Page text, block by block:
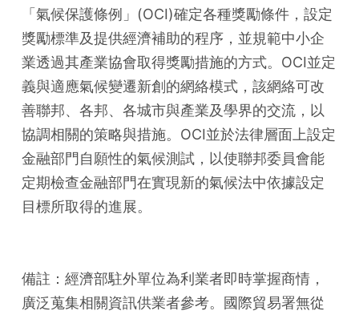
「氣候保護條例」(OCI)確定各種獎勵條件，設定
獎勵標準及提供經濟補助的程序，並規範中小企
業透過其產業協會取得獎勵措施的方式。OCI並定
義與適應氣候變遷新創的網絡模式，該網絡可改
善聯邦、各邦、各城市與產業及學界的交流，以
協調相關的策略與措施。OCI並於法律層面上設定
金融部門自願性的氣候測試，以使聯邦委員會能
定期檢查金融部門在實現新的氣候法中依據設定
目標所取得的進展。
備註：經濟部駐外單位為利業者即時掌握商情，
廣泛蒐集相關資訊供業者參考。國際貿易署無從